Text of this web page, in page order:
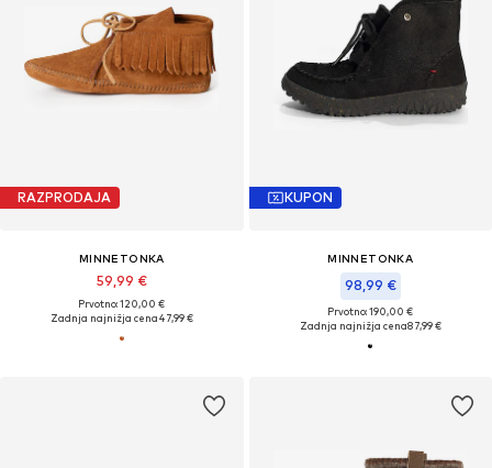
RAZPRODAJA
MINNETONKA
59,99 €
Prvotno: 120,00 €
Zadnja najnižja cena47,99 €
KUPON
MINNETONKA
98,99 €
Prvotno: 190,00 €
Zadnja najnižja cena87,99 €